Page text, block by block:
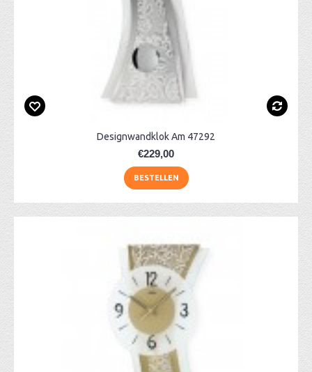
Designwandklok Am 47292
€229,00
BESTELLEN